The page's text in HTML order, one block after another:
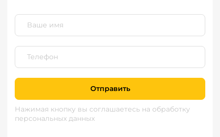
Отправить
Нажимая кнопку вы соглашаетесь на обработку
персональных данных